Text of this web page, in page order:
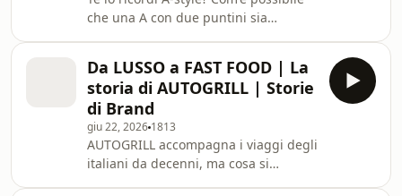
Brand racconta come una singola
promozione abbia trasformato il
marchio più affidabile d'Europa in
che una A con due puntini sia
questo documentario di Storie di
Brand, Max Corona racconta la storia
di A-Style: da un disegno fatto per
noia all'università fino a 30 milioni di
fatturato. La storia incredibile di
Marco Bruns e del brand nato per
caso, che ha fatto della provocazione
Da LUSSO a FAST FOOD | La
storia di AUTOGRILL | Storie
di Brand
giu 22, 2026 1813
AUTOGRILL accompagna i viaggi degli
italiani da decenni, ma cosa si